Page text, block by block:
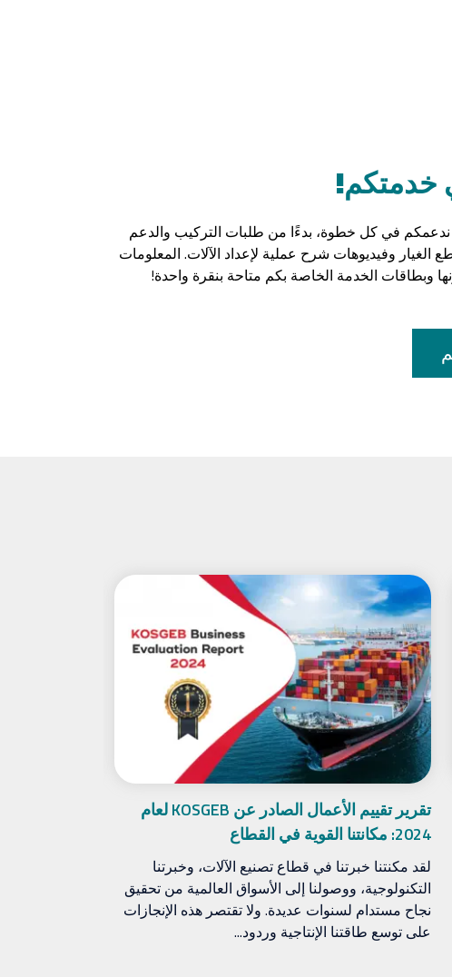
خدمتكم!
ندعمكم في كل خطوة، بدءًا من طلبات التركيب والدعم
الغيار وفيديوهات شرح عملية لإعداد الآلات. المعلومات
وبطاقات الخدمة الخاصة بكم متاحة بنقرة واحدة!
تقرير تقييم الأعمال الصادر عن KOSGEB لعام
2024: مكانتنا القوية في القطاع
لقد مكنتنا خبرتنا في قطاع تصنيع الآلات، وخبرتنا
التكنولوجية، ووصولنا إلى الأسواق العالمية من تحقيق
نجاح مستدام لسنوات عديدة. ولا تقتصر هذه الإنجازات
على توسع طاقتنا الإنتاجية وردود...